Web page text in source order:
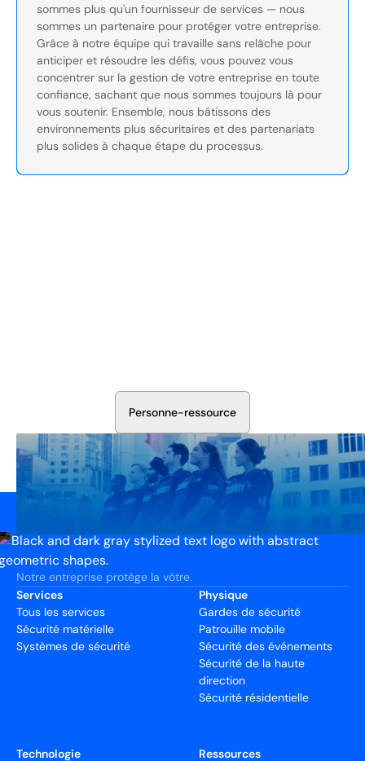
sommes plus qu'un fournisseur de services — nous
sommes un partenaire pour protéger votre entreprise.
Grâce à notre équipe qui travaille sans relâche pour
anticiper et résoudre les défis, vous pouvez vous
concentrer sur la gestion de votre entreprise en toute
confiance, sachant que nous sommes toujours là pour
vous soutenir. Ensemble, nous bâtissons des
environnements plus sécuritaires et des partenariats
plus solides à chaque étape du processus.
Personne-ressource
Notre entreprise protège la vôtre.
Services
Tous les services
Sécurité matérielle
Systèmes de sécurité
Physique
Gardes de sécurité
Patrouille mobile
Sécurité des événements
Sécurité de la haute
direction
Sécurité résidentielle
Technologie Ressources